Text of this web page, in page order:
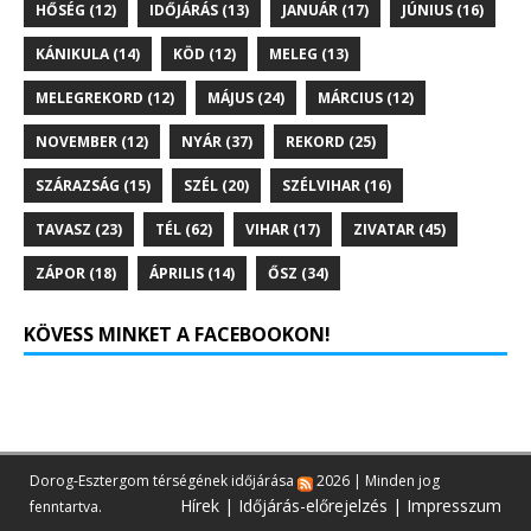
HŐSÉG (12) IDŐJÁRÁS (13) JANUÁR (17) JÚNIUS (16)
KÁNIKULA(14) KÖD (12) MELEG (13)
MELEGREKORD (12) MÁJUS (24) MÁRCIUS (12)
NOVEMBER (12) NYÁR (37) REKORD (25)
SZÁRAZSÁG (15) SZÉL (20) SZÉLVIHAR (16)
TAVASZ (23) TÉL (62) VIHAR (17) ZIVATAR (45)
ZÁPOR (18) ÁPRILIS (14) ŐSZ (34)
KÖVESS MINKET A FACEBOOKON!
Dorog-Esztergom térségének időjárása
2026 | Minden jog
fenntartva.
Hírek | Időjárás-előrejelzés | Impresszum